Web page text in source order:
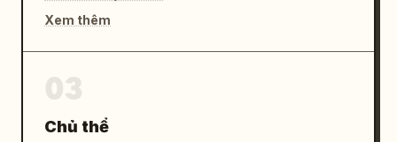
Xem thêm
Chủ thể